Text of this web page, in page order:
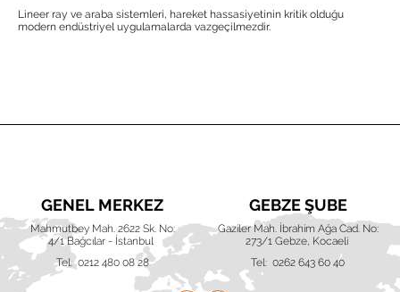
Lineer ray ve araba sistemleri, hareket hassasiyetinin kritik olduğu
modern endüstriyel uygulamalarda vazgeçilmezdir.
GENEL MERKEZ
Mahmutbey Mah. 2622 Sk. No:
4/1 Bağcılar - İstanbul
Tel: 0212 480 08 28
GEBZE ŞUBE
Gaziler Mah. İbrahim Ağa Cad. No:
273/1 Gebze, Kocaeli
Tel: 0262 643 60 40